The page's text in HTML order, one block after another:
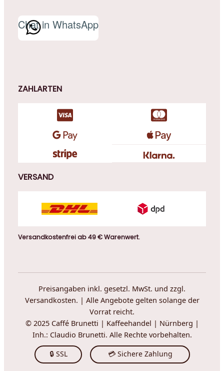
Chat in WhatsApp
ZAHLARTEN
VERSAND
Versandkostenfrei ab 49 € Warenwert.
Preisangaben inkl. gesetzl. MwSt. und zzgl.
Versandkosten. | Alle Angebote gelten solange der
Vorrat reicht.
© 2025 Caffé Brunetti | Kaffeehandel | Nürnberg |
Inh.: Claudio Brunetti. Alle Rechte vorbehalten.
🔒 SSL 💳 Sichere Zahlung